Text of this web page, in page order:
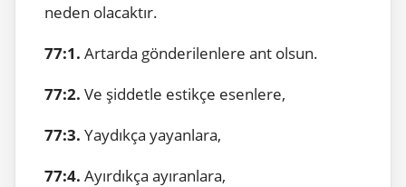
neden olacaktır.
77:1. Artarda gönderilenlere ant olsun.
77:2. Ve şiddetle estikçe esenlere,
77:3. Yaydıkça yayanlara,
77:4. Ayırdıkça ayıranlara,